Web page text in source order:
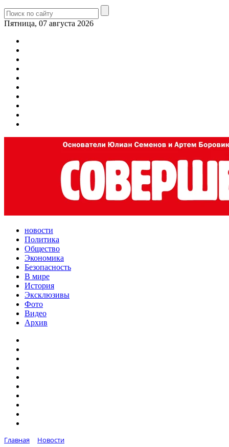
Пятница, 07 августа 2026
новости
Политика
Общество
Экономика
Безопасность
В мире
История
Эксклюзивы
Фото
Видео
Архив
Главная
Новости